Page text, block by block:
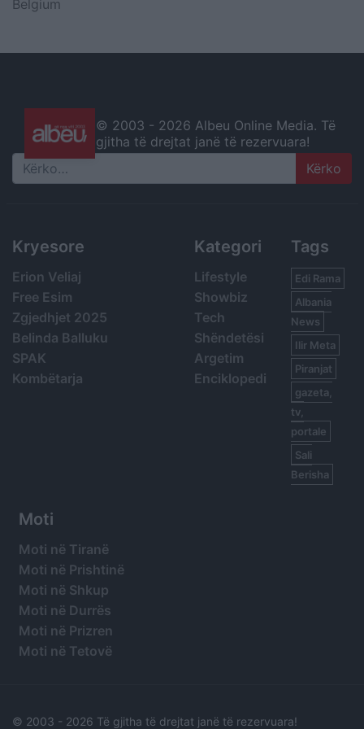
Belgium
© 2003 - 2026 Albeu Online Media. Të
gjitha të drejtat janë të rezervuara!
Search
Kryesore
Erion Veliaj
Free Esim
Zgjedhjet 2025
Belinda Balluku
SPAK
Kombëtarja
Kategori
Lifestyle
Showbiz
Tech
Shëndetësi
Argetim
Enciklopedi
Tags
Edi Rama
Albania
News
Ilir Meta
Piranjat
gazeta,
tv,
portale
Sali
Berisha
Moti
Moti në Tiranë
Moti në Prishtinë
Moti në Shkup
Moti në Durrës
Moti në Prizren
Moti në Tetovë
© 2003 - 2026 Të gjitha të drejtat janë të rezervuara!